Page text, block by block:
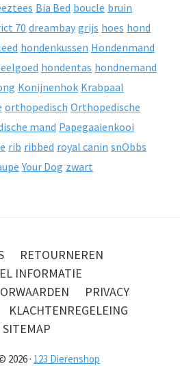
Bia Bed boucle bruin
70 dreambay grijs hoes hond
hondenkussen Hondenmand
hondentas hondnemand
Konijnenhok Krabpaal
orthopedisch Orthopedische
mand Papegaaienkooi
rib ribbed royal canin snObbs
Your Dog zwart
RETOURNEREN
INFORMATIE
PRIVACY
KLACHTENREGELEING
SITEMAP
2026 · 123 Dierenshop